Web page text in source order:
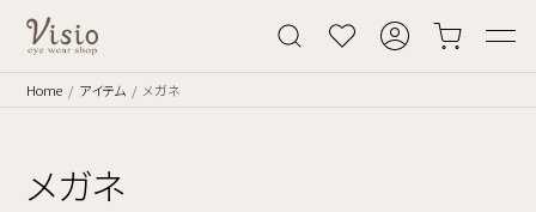
Home アイテム メガネ
メガネ